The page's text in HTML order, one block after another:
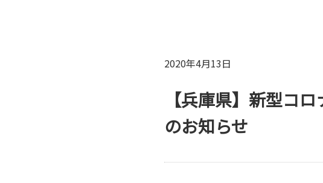
2020年4月13日
【兵庫県】新型コ
のお知らせ